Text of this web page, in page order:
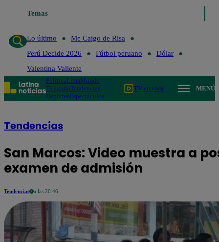
Temas
Lo último
Me Caigo de Risa
Perú Decide 2026
Fútbol peruano
Dólar
Valentina Valiente
PolíticaLimaMundo
Te ayudoTendencias
DeportesEspectáculos
TV en vivo MENÚ
Tendencias
San Marcos: Video muestra a
examen de admisión
Tendencias a las 20:46